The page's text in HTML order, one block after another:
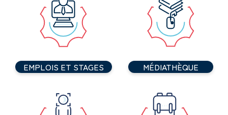
EMPLOIS ET STAGES MÉDIATHÈQUE